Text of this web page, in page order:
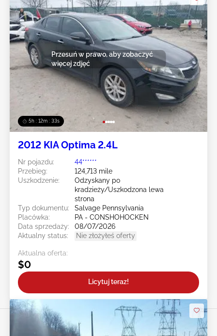
5h : 12m : 31s
Przesuń w prawo, aby zobaczyć
więcej zdjęć
2012 KIA Optima 2.4L
Nr pojazdu:
44******
Przebieg:
124,713 mile
Uszkodzenie:
Odzyskany po
kradzieży/Uszkodzona lewa
strona
Typ dokumentu:
Salvage Pennsylvania
Placówka:
PA - CONSHOHOCKEN
Data sprzedaży:
08/07/2026
Aktualny status:
Nie złożyłeś oferty
Aktualna oferta:
$0
Licytuj teraz!